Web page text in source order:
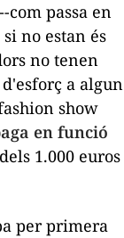
com passa en
no estan és
no tenen
a algun
show
en funció
1.000 euros
per primera